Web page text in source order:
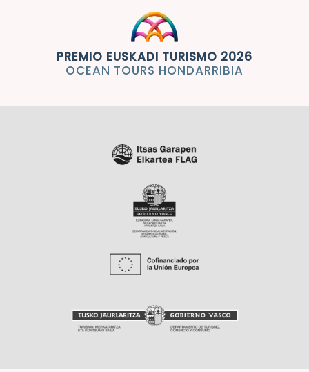
Blog
PREMIO EUSKADI TURISMO 2026
OCEAN TOURS HONDARRIBIA